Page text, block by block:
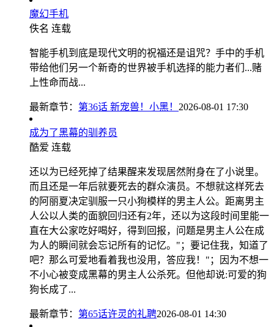
魔幻手机
佚名 连载
智能手机到底是现代文明的祝福还是诅咒？手中的手机
带给他们另一个新奇的世界被手机选择的能力者们...赌
上性命而战...
最新章节： 第36话 新宠兽！小黑！ 2026-08-01 17:30
成为了黑幕的驯养员
酷爱 连载
还以为已经死掉了结果醒来发现居然附身在了小说里。
而且还是一年后就要死去的群众演员。不想就这样死去
的阿丽夏决定驯服一只小狗模样的男主人公。距离男主
人公以人类的面貌回归还有2年，还以为这段时间里能一
直在大公家吃好喝好，得到回报，问题是男主人公在成
为人的瞬间就会忘记所有的记忆。"；要记住我，知道了
吧？那么可爱地看着我也没用，答应我！"；因为不想一
不小心被变成黑幕的男主人公杀死。但他却说:可爱的狗
狗长成了...
最新章节： 第65话许灵的礼聘2026-08-01 14:30